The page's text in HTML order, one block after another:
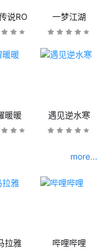
说RO 一梦江湖
暖暖 遇见逆水寒
more...
拉雅 哔哩哔哩